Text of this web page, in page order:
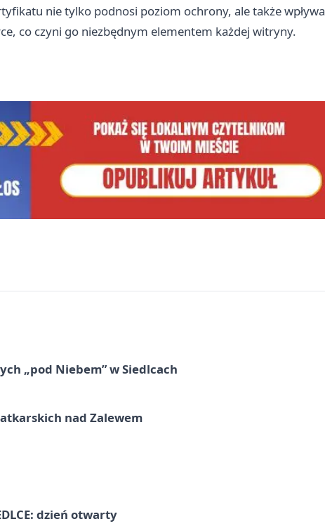
nie tylko podnosi poziom ochrony, ale także wpływa
co czyni go niezbędnym elementem każdej witryny.
„pod Niebem” w Siedlcach
nad Zalewem
dzień otwarty